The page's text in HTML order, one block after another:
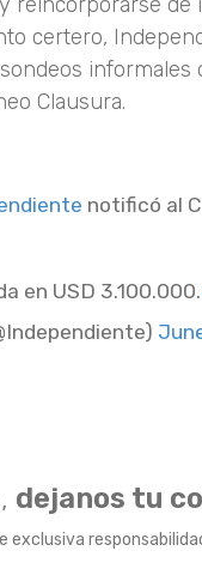
reincorporarse
certero,
Clausura.
notificó al
en USD 3.100.000.
dejanos tu
exclusiva